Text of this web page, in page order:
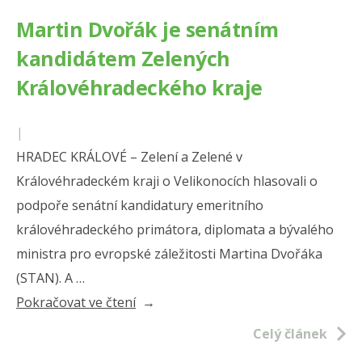
Martin Dvořák je senátním
kandidátem Zelených
Královéhradeckého kraje
|
HRADEC KRÁLOVÉ – Zelení a Zelené v
Královéhradeckém kraji o Velikonocích hlasovali o
podpoře senátní kandidatury emeritního
královéhradeckého primátora, diplomata a bývalého
ministra pro evropské záležitosti Martina Dvořáka
(STAN). A …
Pokračovat ve čtení„Martin
Celý článek